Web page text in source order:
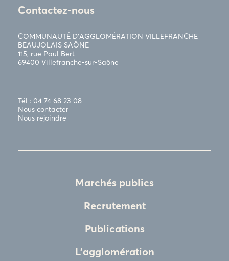
Contactez-nous
COMMUNAUTÉ D’AGGLOMÉRATION VILLEFRANCHE
BEAUJOLAIS SAÔNE
115, rue Paul Bert
69400 Villefranche-sur-Saône
Tél : 04 74 68 23 08
Nous contacter
Nous rejoindre
Marchés publics
Recrutement
Publications
L'agglomération